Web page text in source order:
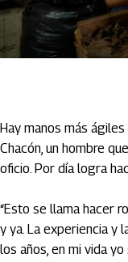
Hay manos más
Chacón, un hombre
oficio. Por día logra
“Esto se llama hacer
y ya. La experiencia y
los años, en mi vida